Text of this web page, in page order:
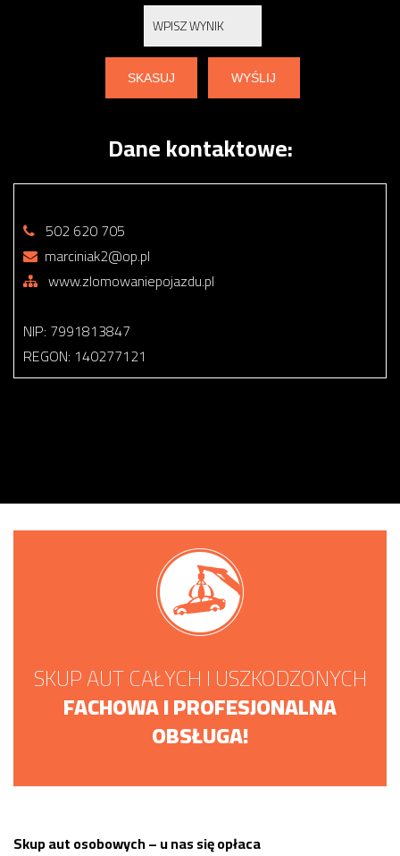
Dane kontaktowe:
502 620 705
marciniak2@op.pl
www.zlomowaniepojazdu.pl
NIP: 7991813847
REGON: 140277121
SKUP AUT CAŁYCH I USZKODZONYCH
FACHOWA I PROFESJONALNA
OBSŁUGA!
Skup aut osobowych – u nas się opłaca